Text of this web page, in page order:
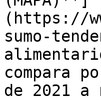
(https://
sumo-
compara
de 2021 a